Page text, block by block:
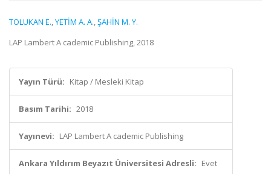
TOLUKAN E.,YETİM A. A.,ŞAHİN M. Y.
LAP Lambert A cademic Publishing, 2018
Yayın Türü: Kitap / Mesleki Kitap
Basım Tarihi: 2018
Yayınevi: LAP Lambert A cademic Publishing
Ankara Yıldırım Beyazıt Üniversitesi Adresli: Evet